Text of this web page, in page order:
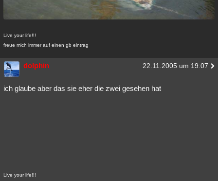
Live your life!!!
freue mich immer auf einen gb eintrag
dolphin 22.11.2005 um 19:07
ich glaube aber das sie eher die zwei gesehen hat
Live your life!!!